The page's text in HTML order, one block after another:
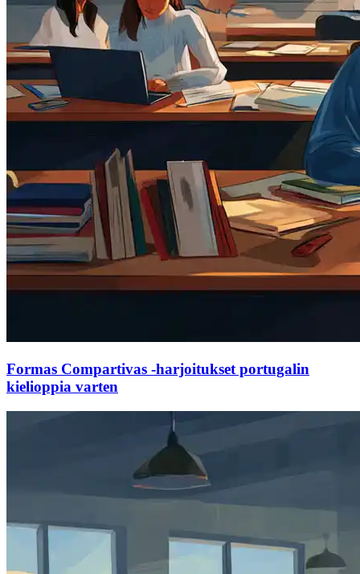
Formas Compartivas -harjoitukset portugalin
kielioppia varten